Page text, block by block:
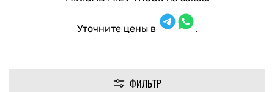
Уточните цены в .
ФИЛЬТР